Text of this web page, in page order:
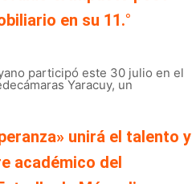
en su 11.°
participó este 30 julio en el
Yaracuy, un
unirá el talento y
académico del